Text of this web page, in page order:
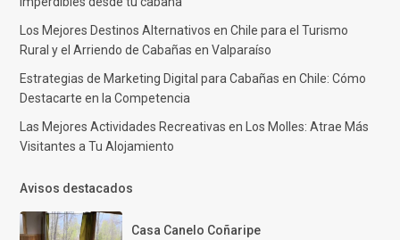
Los Mejores Destinos Alternativos en Chile para el Turismo
Rural y el Arriendo de Cabañas en Valparaíso
Estrategias de Marketing Digital para Cabañas en Chile: Cómo
Destacarte en la Competencia
Las Mejores Actividades Recreativas en Los Molles: Atrae Más
Visitantes a Tu Alojamiento
Avisos destacados
Casa Canelo Coñaripe